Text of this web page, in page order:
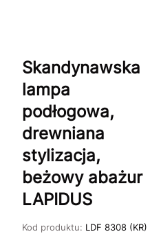
Skandynawska
lampa
podłogowa,
drewniana
stylizacja,
beżowy abażur
LAPIDUS
Kod produktu: LDF 8308 (KR)